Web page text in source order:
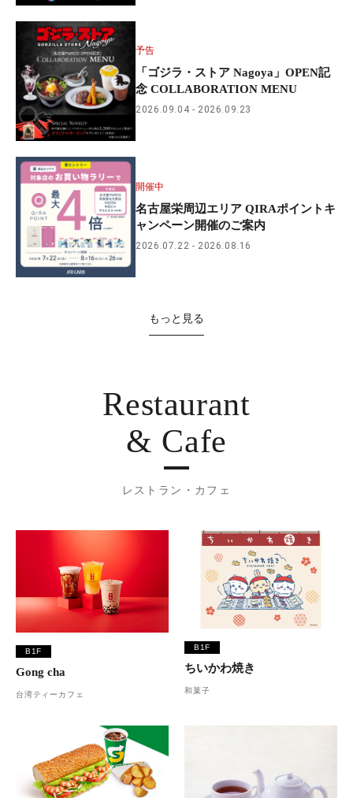
予告
「ゴジラ・ストア Nagoya」OPEN記
念 COLLABORATION MENU
2026.09.04 2026.09.23
開催中
名古屋栄周辺エリア QIRAポイントキ
ャンペーン開催のご案内
2026.07.22 2026.08.16
もっと見る
Restaurant
& Cafe
レストラン・カフェ
B1F
Gong cha
台湾ティーカフェ
B1F
ちいかわ焼き
和菓子